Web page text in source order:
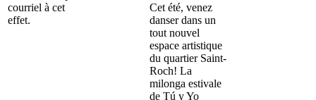
courriel à cet
effet.
Cet été, venez
danser dans un
tout nouvel
espace artistique
du quartier Saint-
Roch! La
milonga estivale
de Tú y Yo